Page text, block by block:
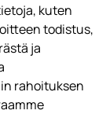
kuten
todistus,
ja
rahoituksen